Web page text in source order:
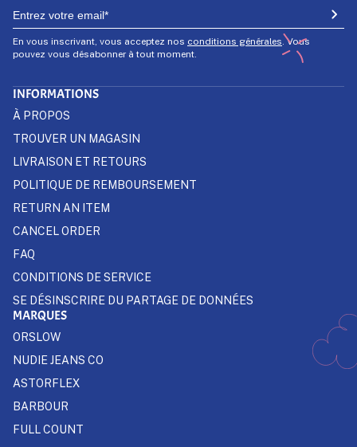
En vous inscrivant, vous acceptez nos conditions générales. Vous
pouvez vous désabonner à tout moment.
INFORMATIONS
À PROPOS
TROUVER UN MAGASIN
LIVRAISON ET RETOURS
POLITIQUE DE REMBOURSEMENT
RETURN AN ITEM
CANCEL ORDER
FAQ
CONDITIONS DE SERVICE
SE DÉSINSCRIRE DU PARTAGE DE DONNÉES
MARQUES
ORSLOW
NUDIE JEANS CO
ASTORFLEX
BARBOUR
FULL COUNT